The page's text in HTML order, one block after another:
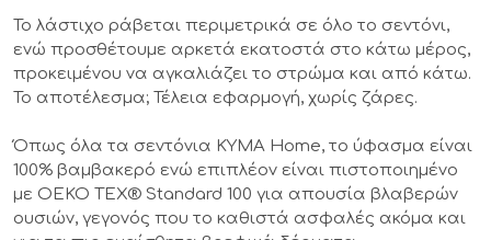
Το λάστιχο ράβεται περιμετρικά σε όλο το σεντόνι,
ενώ προσθέτουμε αρκετά εκατοστά στο κάτω μέρος,
προκειμένου να αγκαλιάζει το στρώμα και από κάτω.
Το αποτέλεσμα; Τέλεια εφαρμογή, χωρίς ζάρες.
Όπως όλα τα σεντόνια KYMA Home, το ύφασμα είναι
100% βαμβακερό ενώ επιπλέον είναι πιστοποιημένο
με OEKO TEX® Standard 100 για απουσία βλαβερών
ουσιών, γεγονός που το καθιστά ασφαλές ακόμα και